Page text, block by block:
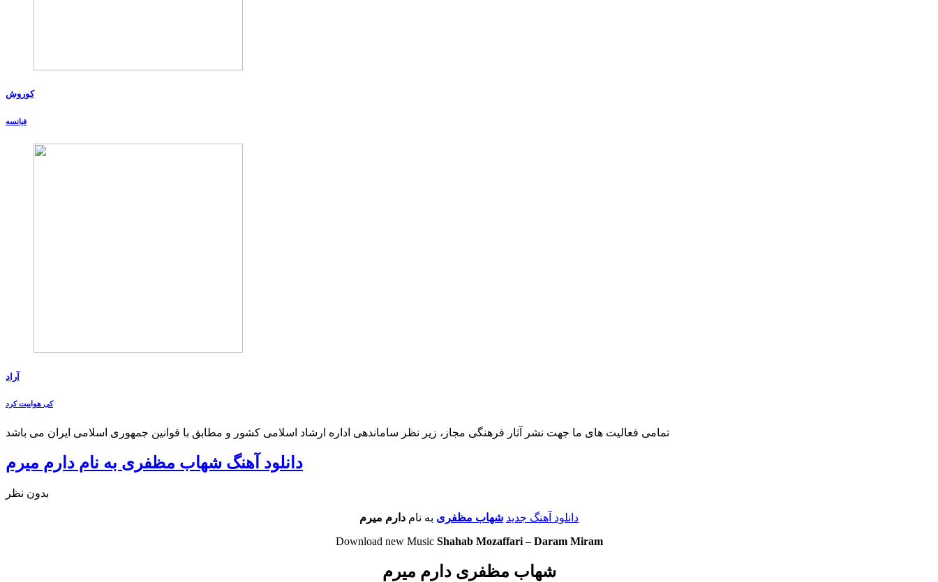
کوروش
فیانسه
آراد
کی هواییت کرد
تمامی فعالیت های ما جهت نشر آثار فرهنگی مجاز، زیر نظر ساماندهی اداره ارشاد اسلامی کشور و مطابق با قوانین جمهوری اسلامی ایران می باشد
دانلود آهنگ شهاب مظفری به نام دارم میرم
بدون نظر
دانلود آهنگ جدید شهاب مظفری به نام دارم میرم
Download new Music Shahab Mozaffari– Daram Miram
شهاب مظفری دارم میرم